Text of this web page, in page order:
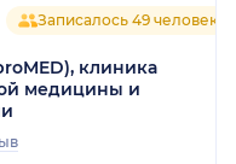
Записалось 49 человек
клиника
медицины и